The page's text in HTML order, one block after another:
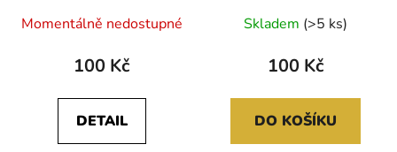
Momentálně nedostupné
100 Kč
DETAIL
Skladem (>5 ks)
100 Kč
DO KOŠÍKU